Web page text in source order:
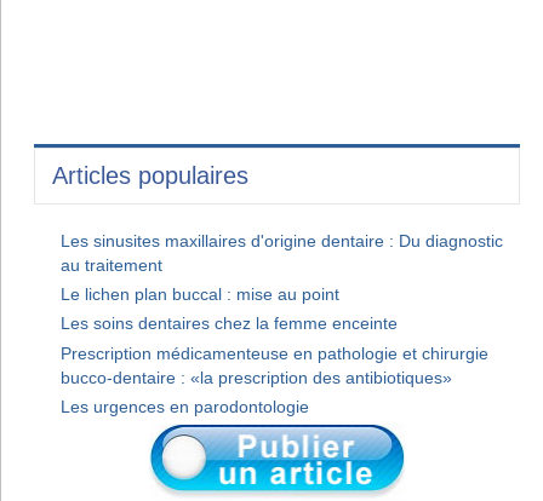
Articles populaires
Les sinusites maxillaires d'origine dentaire : Du diagnostic
au traitement
Le lichen plan buccal : mise au point
Les soins dentaires chez la femme enceinte
Prescription médicamenteuse en pathologie et chirurgie
bucco-dentaire : «la prescription des antibiotiques»
Les urgences en parodontologie